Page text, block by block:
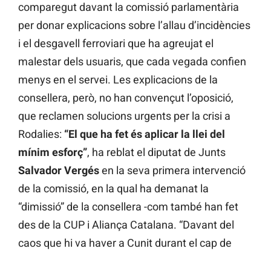
comparegut davant la comissió parlamentària
per donar explicacions sobre l’allau d’incidències
i el desgavell ferroviari que ha agreujat el
malestar dels usuaris, que cada vegada confien
menys en el servei. Les explicacions de la
consellera, però, no han convençut l’oposició,
que reclamen solucions urgents per la crisi a
Rodalies: “El que ha fet és aplicar la llei del
mínim esforç”, ha reblat el diputat de Junts
Salvador Vergésen la seva primera intervenció
de la comissió, en la qual ha demanat la
“dimissió” de la consellera -com també han fet
des de la CUP i Aliança Catalana. “Davant del
caos que hi va haver a Cunit durant el cap de